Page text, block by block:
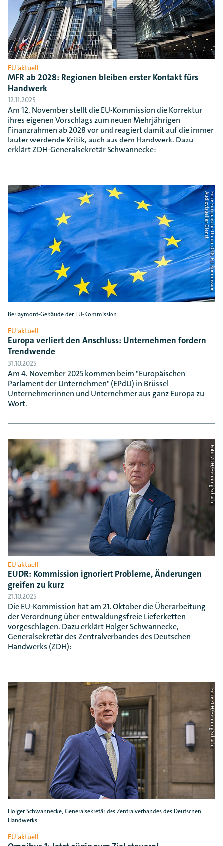
EU aktuell
MFR ab 2028: Regionen bleiben erster Kontakt fürs
Handwerk
12.11.2025
Am 12. November stellt die EU-Kommission die Korrektur
ihres eigenen Vorschlags zum neuen Mehrjährigen
Finanzrahmen ab 2028 vor und reagiert damit auf die immer
lauter werdende Kritik, auch aus dem Handwerk. Dazu
erklärt ZDH-Generalsekretär Schwannecke:
Berlaymont-Gebäude der EU-Kommission
F
o
t
o
:
E
u
r
o
p
ä
i
s
c
h
e
U
n
i
o
n
2
0
1
8
, E
U
-
K
o
m
m
i
s
s
i
o
n
A
u
d
i
o
v
i
s
u
e
l
l
e
r
D
i
e
n
s
t
EU aktuell
Europa verliert den Anschluss: Unternehmen fordern
Trendwende
31.10.2025
Am 4. November 2025 kommen beim "Europäischen
Parlament der Unternehmen" (EPdU) in Brüssel
Unternehmerinnen und Unternehmer aus ganz Europa zu
Wort.
Foto: ZDH/Henning Schacht
EU aktuell
EUDR: Kommission ignoriert Probleme, Änderungen
greifen zu kurz
21.10.2025
Die EU-Kommission hat am 21. Oktober die Überarbeitung
der Verordnung über entwaldungsfreie Lieferketten
vorgeschlagen. Dazu erklärt Holger Schwannecke,
Generalsekretär des Zentralverbandes des Deutschen
Handwerks (ZDH):
Holger Schwannecke, Generalsekretär des Zentralverbandes des Deutschen
Handwerks
Foto: ZDH/Henning Schacht
EU aktuell